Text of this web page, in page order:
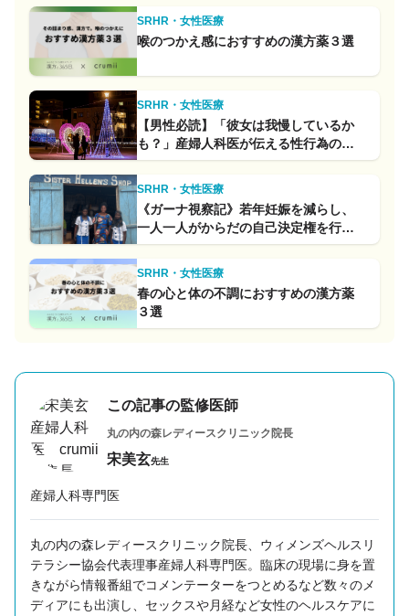
SRHR・女性医療
喉のつかえ感におすすめの漢方薬３選
SRHR・女性医療
【男性必読】「彼女は我慢しているか
も？」産婦人科医が伝える性行為の必
須知識
SRHR・女性医療
《ガーナ視察記》若年妊娠を減らし、
一人一人がからだの自己決定権を行使
するために本当に必要な支援とは
SRHR・女性医療
春の心と体の不調におすすめの漢方薬
３選
この記事の監修医師
丸の内の森レディースクリニック院長
宋美玄先生
産婦人科専門医
丸の内の森レディースクリニック院長、ウィメンズヘルスリ
テラシー協会代表理事産婦人科専門医。臨床の現場に身を置
きながら情報番組でコメンテーターをつとめるなど数々のメ
ディアにも出演し、セックスや月経など女性のヘルスケアに